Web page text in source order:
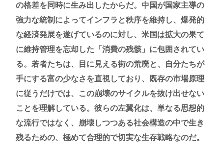
の格差を同時に生み出したからだ。中国が国家主導の
強力な統制によってインフラと秩序を維持し、爆発的
な経済発展を遂げているのに対し、米国は拡大の果て
に維持管理を忘却した「消費の残骸」に包囲されてい
る。若者たちは、目に見える街の荒廃と、自分たちが
手にする富の少なさを直視しており、既存の市場原理
に従うだけでは、この崩壊のサイクルを抜け出せない
ことを理解している。彼らの左翼化は、単なる思想的
な流行ではなく、崩壊しつつある社会構造の中で生き
残るための、極めて合理的で切実な生存戦略なのだ。